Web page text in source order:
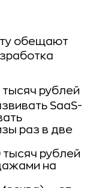
обещают
тысяч рублей
SaaS-
раз в две
тысяч рублей
на